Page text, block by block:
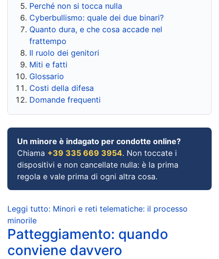
Perché non si tocca nulla
Cyberbullismo: quale dei due binari?
Quanto dura, e che cosa accade nel
frattempo
Il ruolo dei genitori
Miti e fatti
Glossario
Costi della difesa
Domande frequenti
Un minore è indagato per condotte online?
Chiama +39 335 669 3954. Non toccate i
dispositivi e non cancellate nulla: è la prima
regola e vale prima di ogni altra cosa.
Leggi tutto: Minori e reti telematiche: il processo
minorile
Patteggiamento: quando
conviene davvero